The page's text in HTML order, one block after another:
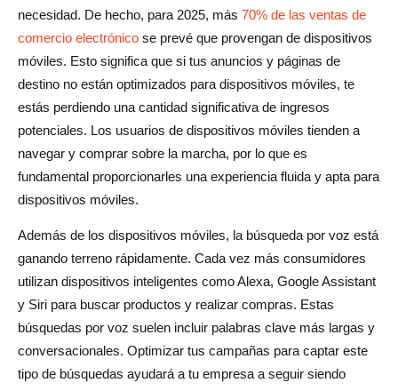
necesidad. De hecho, para 2025, más 70% de las ventas de
comercio electrónico se prevé que provengan de dispositivos
móviles. Esto significa que si tus anuncios y páginas de
destino no están optimizados para dispositivos móviles, te
estás perdiendo una cantidad significativa de ingresos
potenciales. Los usuarios de dispositivos móviles tienden a
navegar y comprar sobre la marcha, por lo que es
fundamental proporcionarles una experiencia fluida y apta para
dispositivos móviles.
Además de los dispositivos móviles, la búsqueda por voz está
ganando terreno rápidamente. Cada vez más consumidores
utilizan dispositivos inteligentes como Alexa, Google Assistant
y Siri para buscar productos y realizar compras. Estas
búsquedas por voz suelen incluir palabras clave más largas y
conversacionales. Optimizar tus campañas para captar este
tipo de búsquedas ayudará a tu empresa a seguir siendo